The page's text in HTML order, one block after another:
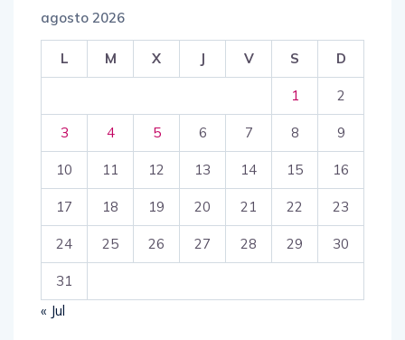
agosto 2026
L M X J V S D
1 2
3 4 5 6 7 8 9
10 11 12 13 14 15 16
17 18 19 20 21 22 23
24 25 26 27 28 29 30
31
« Jul